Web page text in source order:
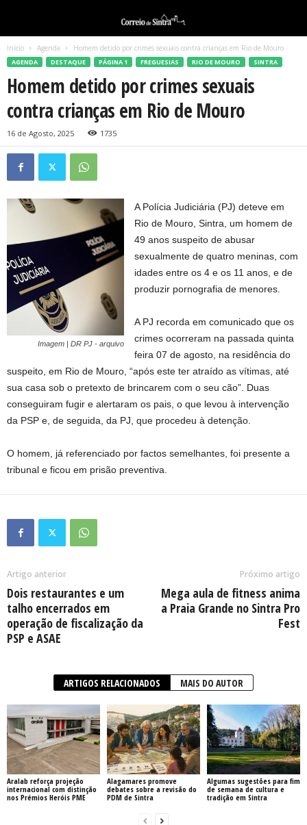
Início Agenda Homem detido por crimes sexuais contra crianças em Rio de Mouro
AGENDA DESTAQUE PÁGINA 1 FREGUESIAS RIO DE MOURO SINTRA
Homem detido por crimes sexuais
contra crianças em Rio de Mouro
16 de Agosto, 2025 1735
Imagem | DR PJ - arquivo
A Polícia Judiciária (PJ) deteve em
Rio de Mouro, Sintra, um homem de
49 anos suspeito de abusar
sexualmente de quatro meninas, com
idades entre os 4 e os 11 anos, e de
produzir pornografia de menores.
A PJ recorda em comunicado que os
crimes ocorreram na passada quinta
feira 07 de agosto, na residência do
suspeito, em Rio de Mouro, “após este ter atraído as vítimas, até
sua casa sob o pretexto de brincarem com o seu cão”. Duas
conseguiram fugir e alertaram os pais, o que levou à intervenção
da PSP e, de seguida, da PJ, que procedeu à detenção.
O homem, já referenciado por factos semelhantes, foi presente a
tribunal e ficou em prisão preventiva.
Artigo anterior
Dois restaurantes e um
talho encerrados em
operação de fiscalização da
PSP e ASAE
Próximo artigo
Mega aula de fitness anima
a Praia Grande no Sintra Pro
Fest
ARTIGOS RELACIONADOS MAIS DO AUTOR
Aralab reforça projeção
internacional com distinção
nos Prémios Heróis PME
Alagamares promove
debates sobre a revisão do
PDM de Sintra
Algumas sugestões para fim
de semana de cultura e
tradição em Sintra